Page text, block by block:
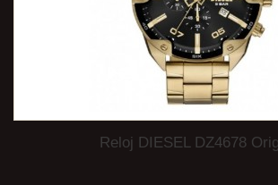
Reloj DIESEL DZ4678